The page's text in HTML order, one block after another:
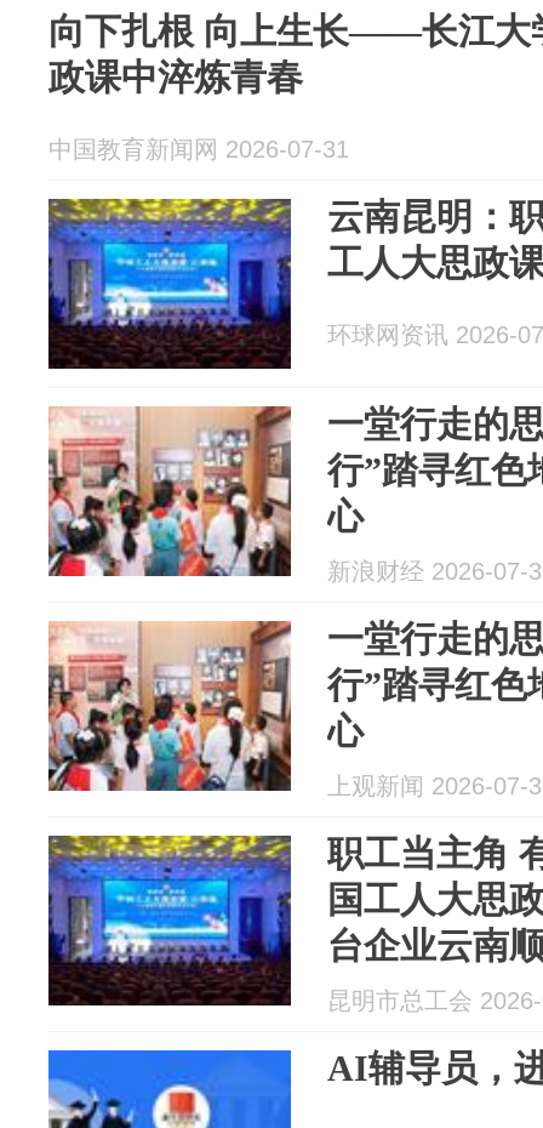
向下扎根 向上生长——长江大
政课中淬炼青春
中国教育新闻网 2026-07-31
云南昆明：
工人大思政
环球网资讯 2026-
一堂行走的
行”踏寻红色
心
新浪财经 2026-07-
一堂行走的
行”踏寻红色
心
上观新闻 2026-07-
职工当主角
国工人大思
台企业云南
举行
昆明市总工会
AI辅导员，